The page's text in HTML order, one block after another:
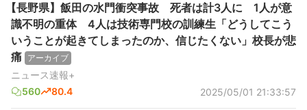
【長野県】飯田の水門衝突事故 死者は計3人に 1人が意
識不明の重体 4人は技術専門校の訓練生「どうしてこう
いうことが起きてしまったのか、信じたくない」校長が悲
痛 アーカイブ
ニュース速報+
560
80.4 2025/05/01 21:33:57